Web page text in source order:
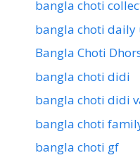
bangla choti
bangla choti daily
Bangla Choti
bangla choti didi
bangla choti didi
bangla choti
bangla choti gf